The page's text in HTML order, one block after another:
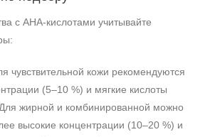
с AHA-кислотами учитывайте
чувствительной кожи рекомендуются
(5–10 %) и мягкие кислоты
жирной и комбинированной можно
высокие концентрации (10–20 %) и